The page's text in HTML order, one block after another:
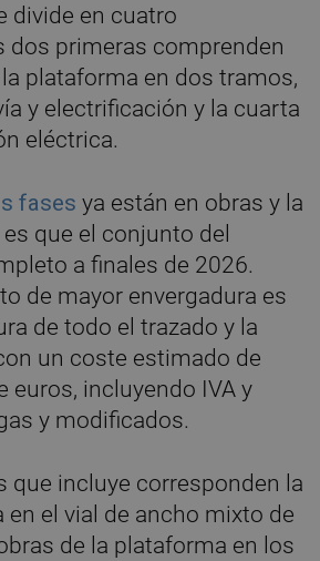
divide en cuatro
dos primeras comprenden
plataforma en dos tramos,
y electrificación y la cuarta
eléctrica.
fases ya están en obras y la
que el conjunto del
a finales de 2026.
de mayor envergadura es
de todo el trazado y la
un coste estimado de
euros, incluyendo IVA y
y modificados.
que incluye corresponden la
el vial de ancho mixto de
de la plataforma en los